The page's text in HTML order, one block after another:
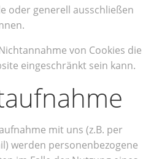
oder generell ausschließen
von Cookies die
eingeschränkt sein kann.
mit uns (z.B. per
werden personenbezogene